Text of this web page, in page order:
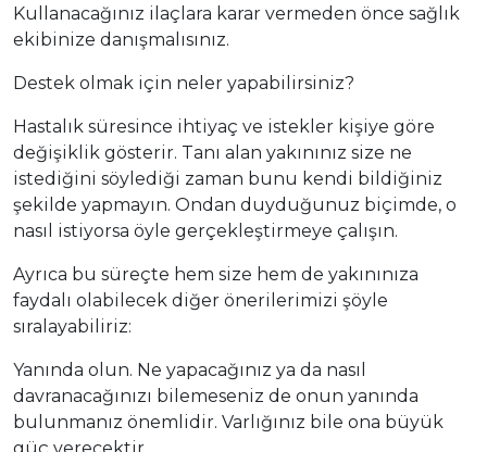
Kullanacağınız ilaçlara karar vermeden önce sağlık
ekibinize danışmalısınız.
Destek olmak için neler yapabilirsiniz?
Hastalık süresince ihtiyaç ve istekler kişiye göre
değişiklik gösterir. Tanı alan yakınınız size ne
istediğini söylediği zaman bunu kendi bildiğiniz
şekilde yapmayın. Ondan duyduğunuz biçimde, o
nasıl istiyorsa öyle gerçekleştirmeye çalışın.
Ayrıca bu süreçte hem size hem de yakınınıza
faydalı olabilecek diğer önerilerimizi şöyle
sıralayabiliriz:
Yanında olun. Ne yapacağınız ya da nasıl
davranacağınızı bilemeseniz de onun yanında
bulunmanız önemlidir. Varlığınız bile ona büyük